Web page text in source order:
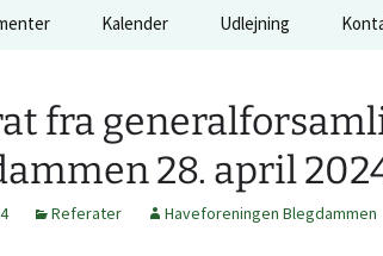
Kalender Udlejning
fra
28. april
Referater Haveforeningen Blegdammen